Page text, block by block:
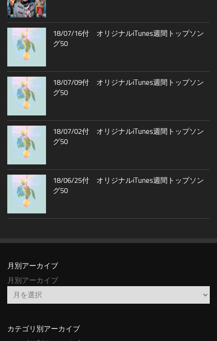
18/07/16付 オリジナルiTunes週間トップソン
グ50
18/07/09付 オリジナルiTunes週間トップソン
グ50
18/07/02付 オリジナルiTunes週間トップソン
グ50
18/06/25付 オリジナルiTunes週間トップソン
グ50
月別アーカイブ
月別アーカイブ
カテゴリ別アーカイブ